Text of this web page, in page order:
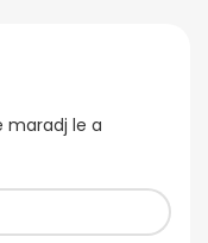
maradj le a